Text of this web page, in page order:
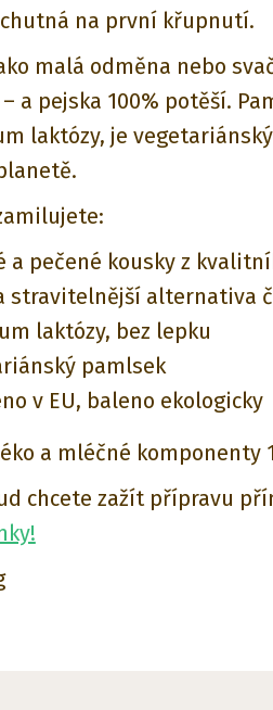
na první křupnutí.
malá odměna nebo
a pejska 100% potěší.
laktózy, je
a pečené kousky z
stravitelnější alternativa
laktózy, bez lepku
pamlsek
v EU, baleno ekologicky
a mléčné komponenty
chcete zažít přípravu